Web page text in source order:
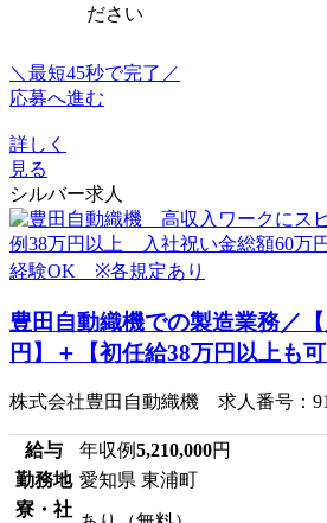
ださい
＼最短45秒で完了／
応募へ進む
詳しく
見る
シルバー求人
豊田自動織機での製造業務／
円】＋【初任給38万円以上も可
株式会社豊田自動織機 求人番号：
給与 年収例5,210,000円
勤務地 愛知県 東浦町
寮・社